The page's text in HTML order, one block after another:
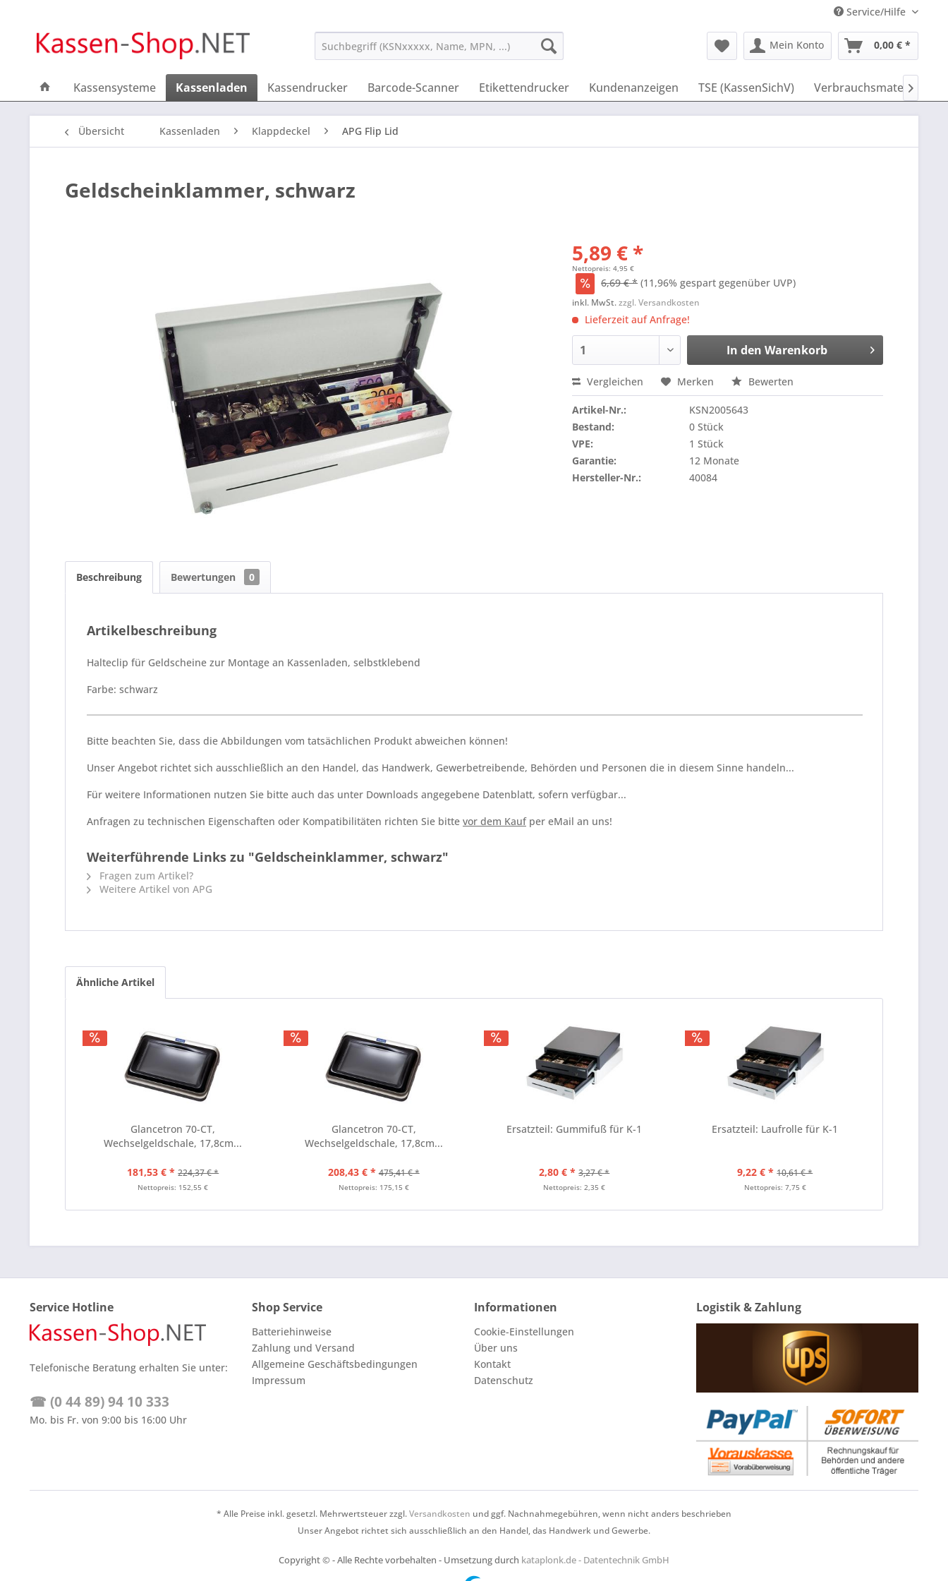
Service/Hilfe
Mein Konto 0,00 € *
Kassensysteme Kassenladen Kassendrucker Barcode-Scanner Etikettendrucker Kundenanzeigen TSE (KassenSichV) Verbrauchsmaterial

Übersicht Kassenladen Klappdeckel APG Flip Lid
Geldscheinklammer, schwarz
5,89 € *
Nettopreis: 4,95 €
6,69 € * (11,96% gespart gegenüber UVP)
inkl. MwSt.zzgl. Versandkosten
Lieferzeit auf Anfrage!
In den Warenkorb
Vergleichen Merken Bewerten
Artikel-Nr.:
KSN2005643
Bestand:
0 Stück
VPE:
1 Stück
Garantie:
12 Monate
Hersteller-Nr.:
40084
Beschreibung Bewertungen 0
Artikelbeschreibung
Halteclip für Geldscheine zur Montage an Kassenladen, selbstklebend
Farbe: schwarz
Bitte beachten Sie, dass die Abbildungen vom tatsächlichen Produkt abweichen können!
Unser Angebot richtet sich ausschließlich an den Handel, das Handwerk, Gewerbetreibende, Behörden und Personen die in diesem Sinne handeln...
Für weitere Informationen nutzen Sie bitte auch das unter Downloads angegebene Datenblatt, sofern verfügbar...
Anfragen zu technischen Eigenschaften oder Kompatibilitäten richten Sie bitte vor dem Kaufper eMail an uns!
Weiterführende Links zu "Geldscheinklammer, schwarz"
Fragen zum Artikel?
Weitere Artikel von APG
Ähnliche Artikel
Glancetron 70-CT,
Wechselgeldschale, 17,8cm...
181,53 € * 224,37 € *
Nettopreis: 152,55 €
Glancetron 70-CT,
Wechselgeldschale, 17,8cm...
208,43 € * 475,41 € *
Nettopreis: 175,15 €
Ersatzteil: Gummifuß für K-1
2,80 € * 3,27 € *
Nettopreis: 2,35 €
Ersatzteil: Laufrolle für K-1
9,22 € * 10,61 € *
Nettopreis: 7,75 €
Service Hotline
Telefonische Beratung erhalten Sie unter:
☎ (0 44 89) 94 10 333
Mo. bis Fr. von 9:00 bis 16:00 Uhr
Shop Service
Batteriehinweise
Zahlung und Versand
Allgemeine Geschäftsbedingungen
Impressum
Informationen
Cookie-Einstellungen
Über uns
Kontakt
Datenschutz
Logistik & Zahlung
* Alle Preise inkl. gesetzl. Mehrwertsteuer zzgl.Versandkosten und ggf. Nachnahmegebühren, wenn nicht anders beschrieben
Unser Angebot richtet sich ausschließlich an den Handel, das Handwerk und Gewerbe.
Copyright © - Alle Rechte vorbehalten - Umsetzung durch kataplonk.de - Datentechnik GmbH